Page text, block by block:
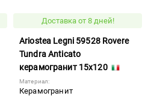
Доставка от 8 дней!
Ariostea Legni 59528 Rovere
Tundra Anticato
керамогранит 15x120
Материал:
Керамогранит